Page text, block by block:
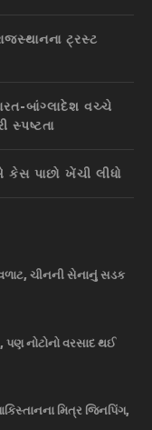
ટ્રસ્ટ
બાંગ્લાદેશ વચ્ચે
સ્પષ્ટતા
પાછો ખેંચી લીધો
ચીનની સેનાનું સડક
નોટોનો વરસાદ થઈ
મિત્ર જિનપિંગ,